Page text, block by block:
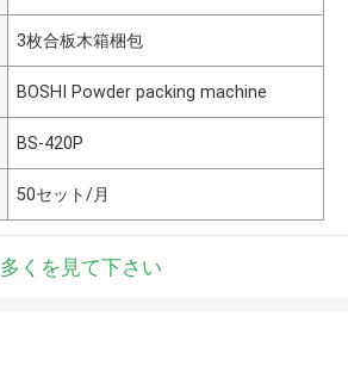
3枚合板木箱梱包
BOSHI Powder packing machine
BS-420P
50セット/月
多くを見て下さい